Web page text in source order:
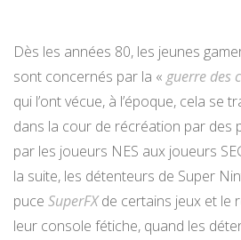
Dès les années 80, les jeunes
sont concernés par la « guerre des
qui l’ont vécue, à l’époque, cela se
dans la cour de récréation par des
par les joueurs NES aux joueurs
la suite, les détenteurs de Super
puce SuperFXde certains jeux et le
leur console fétiche, quand les